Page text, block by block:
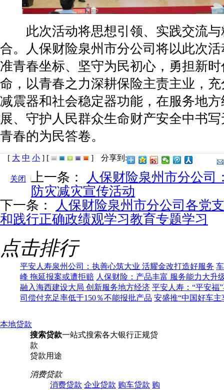
此次活动将思想引领、实践交流与
合。人保财险泉州市分公司将以此次
准青春坐标、坚守为民初心，勇担新
命，以青春之力深耕保险主责主业，
减震器和社会稳定器功能，在服务地
展、守护人民群众生命财产安全中书
青春的为民答卷。
[ 大 中 小 ] [ ] 分享到:
关闭 上一条：
人保财险泉州市分公司
防灾减灾宣传活动
下一条：
人保财险泉州市分公司各党
和践行正确政绩观学习教育专题学习
点击排行
平安人寿泉州公司：执善心筑大业 活耀金改打造好服务
峰 拖延报案或遭拒赔 人保财险：产品丰富 服务能力大升
融入海西建设大局 创新服务地方经济 平安人寿：“平安福
司偿付充足率低于150％不能报批产品 安盛推“中国好车
本地贷款
搜索贷款一站式搜索各大银行正规贷
款
贷款用途
消费贷款
消费贷款 企业贷款 购车贷款 购